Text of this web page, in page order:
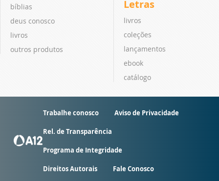
bíblias
deus conosco
livros
outros produtos
Letras
livros
coleções
lançamentos
ebook
catálogo
Trabalhe conosco Aviso de Privacidade
Rel. de Transparência
Programa de Integridade
Direitos Autorais Fale Conosco